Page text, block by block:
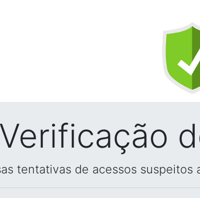
Verificação
tentativas de acessos suspeitos